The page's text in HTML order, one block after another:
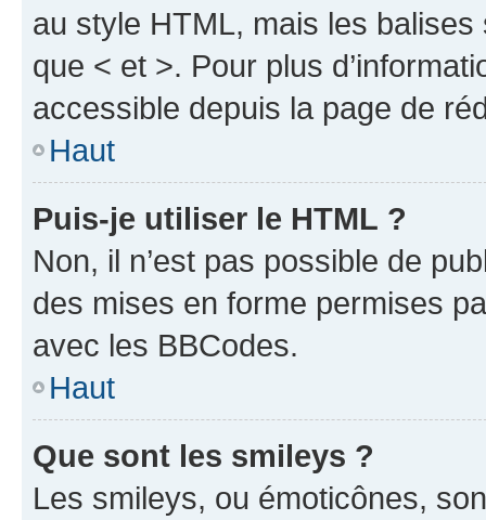
au style HTML, mais les
que < et >. Pour plus
accessible depuis la page de
Haut
Puis-je utiliser le HTML ?
Non, il n’est pas possible de
des mises en forme permises
avec les BBCodes.
Haut
Que sont les smileys ?
Les smileys, ou émoticônes,